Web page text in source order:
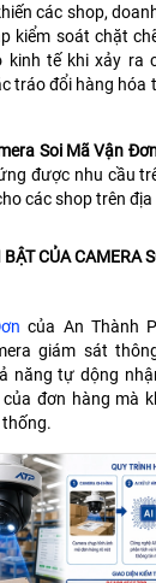
các shop,
kiểm soát chặt
kinh tế khi xảy ra
tráo đổi hàng hóa
Soi Mã Vận
được nhu cầu
các shop trên
CỦA CAMERA
của An Thành
giám sát
năng tự dộng
đơn hàng mà